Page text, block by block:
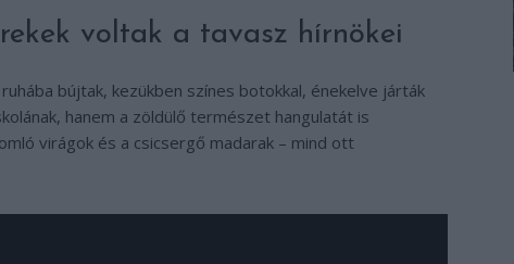
voltak a tavasz hírnökei
bújtak, kezükben színes botokkal, énekelve járták
hanem a zöldülő természet hangulatát is
virágok és a csicsergő madarak – mind ott